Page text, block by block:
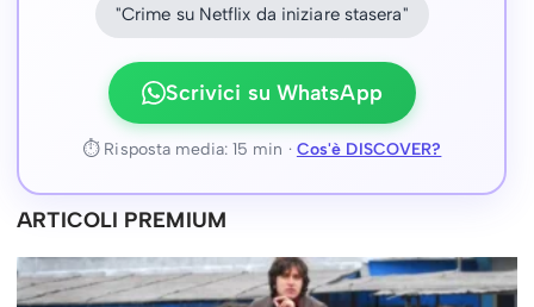
"Crime su Netflix da iniziare stasera"
Scrivici su WhatsApp
⏱ Risposta media: 15 min · Cos'è DISCOVER?
ARTICOLI PREMIUM